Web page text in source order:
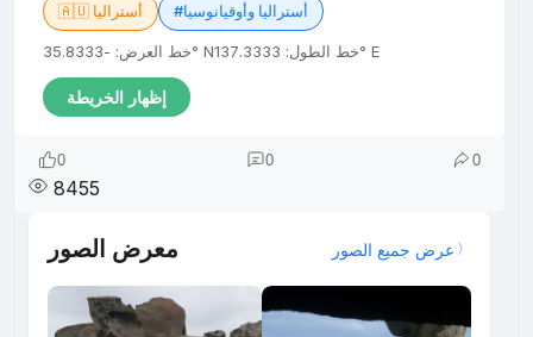
🇦🇺 أستراليا #أستراليا وأوقيانوسيا
خط العرض: -35.8333° N خط الطول: 137.3333° E
إظهار الخريطة
0 0 0
8455
معرض الصور عرض جميع الصور